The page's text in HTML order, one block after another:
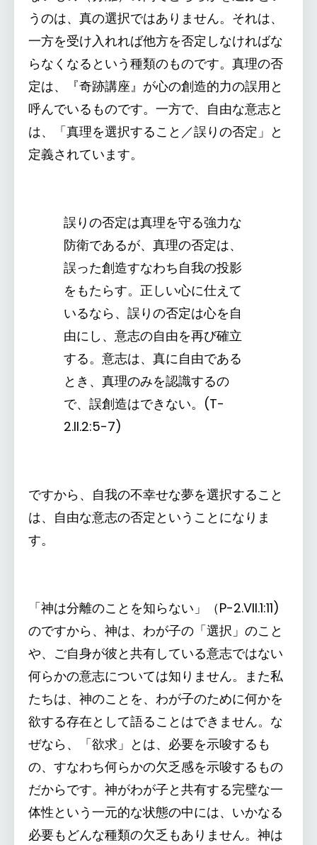
うのは、真の選択ではありません。それは、
一方を受け入れれば他方を否定しなければな
らなくなるという種類のものです。真理の否
定は、『奇跡講座』が心の創造的力の誤用と
呼んでいるものです。一方で、自由な意志と
は、「真理を選択すること／誤りの否定」と
定義されています。
誤りの否定は真理を守る強力な
防衛であるが、真理の否定は、
誤った創造すなわち自我の投影
をもたらす。正しい心に仕えて
いるなら、誤りの否定は心を自
由にし、意志の自由を再び確立
する。意志は、真に自由である
とき、真理のみを認識するの
で、誤創造はできない。(T-
2.II.2:5-7)
ですから、自我の不幸せな夢を選択すること
は、自由な意志の否定ということになりま
す。
「神は分離のことを知らない」（P-2.VII.1:11)
のですから、神は、わが子の「選択」のこと
や、ご自身が彼と共有している意志ではない
何らかの意志については知りません。また私
たちは、神のことを、わが子のために何かを
欲する存在として語ることはできません。な
ぜなら、「欲求」とは、必要を示唆するも
の、すなわち何らかの欠乏感を示唆するもの
だからです。神がわが子と共有する完璧な一
体性という一元的な状態の中には、いかなる
必要もどんな種類の欠乏もありません。神は